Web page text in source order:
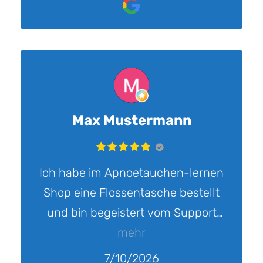
Max Mustermann
Ich habe im Apnoetauchen-lernen
Shop eine Flossentasche bestellt
und bin begeistert vom Support
bei Rückfragen. Die Antworten
waren schnell und freundlich. Der
mehr
7/10/2026